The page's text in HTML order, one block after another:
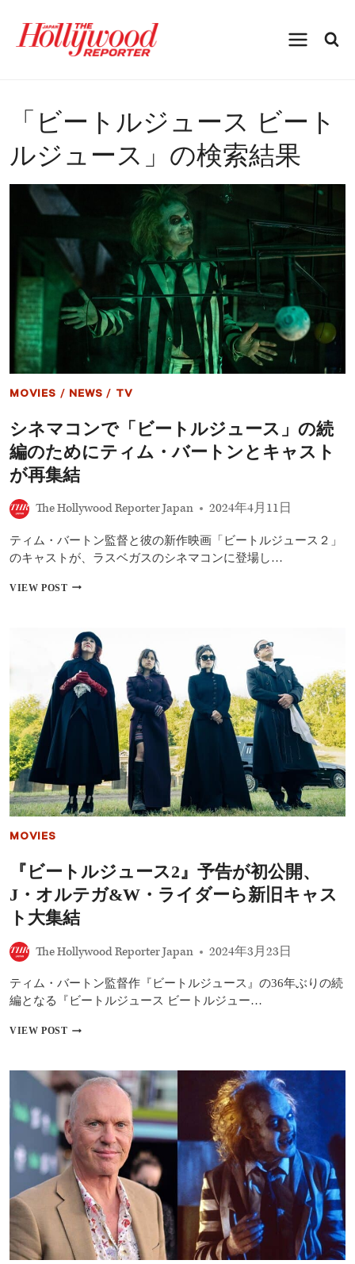
「 ビートルジュース ビート
ルジュース 」の検索結果
MOVIES / NEWS / TV
シネマコンで「ビートルジュース」の続
編のためにティム・バートンとキャスト
が再集結
The Hollywood Reporter Japan 2024年4月11日
ティム・バートン監督と彼の新作映画「ビートルジュース２」
のキャストが、ラスベガスのシネマコンに登場し…
VIEW POSTシ
ン
で
「ビ
ー
ト
ル
ジ
の
続
編
に
ィ
ム・
バ
ト
と
キ
ス
再
集
結
MOVIES
『ビートルジュース2』予告が初公開、
J・オルテガ&W・ライダーら新旧キャス
ト大集結
The Hollywood Reporter Japan 2024年3月23日
ティム・バートン監督作『ビートルジュース』の36年ぶりの続
編となる『ビートルジュース ビートルジュー…
VIEW POST『ビ
ル
ジ
ュ
ー
ス
2』
予
告
が
J・
オ